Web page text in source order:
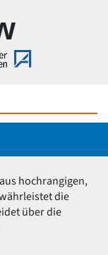
hochrangigen,
die
über die